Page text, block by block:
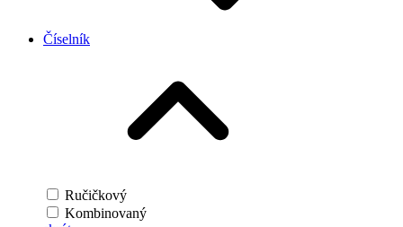
Číselník
Ručičkový
Kombinovaný